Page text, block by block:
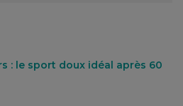
: le sport doux idéal après 60